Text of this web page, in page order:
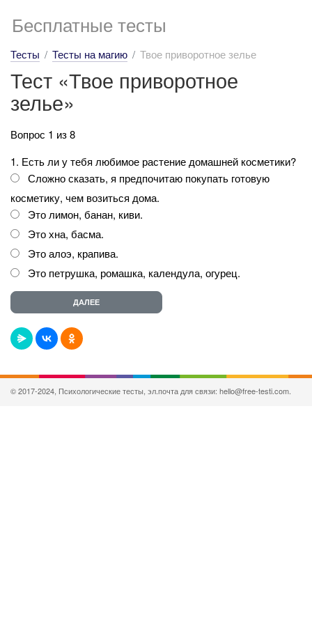
Бесплатные тесты
Тесты Тесты на магию Твое приворотное зелье
Тест «Твое приворотное
зелье»
Вопрос 1 из 8
1. Есть ли у тебя любимое растение домашней косметики?
Сложно сказать, я предпочитаю покупать готовую
косметику, чем возиться дома.
Это лимон, банан, киви.
Это хна, басма.
Это алоэ, крапива.
Это петрушка, ромашка, календула, огурец.
© 2017-2024, Психологические тесты, эл.почта для связи: hello@free-testi.com.